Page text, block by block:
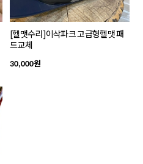
[헬맷수리]이삭파크 고급형헬맷 패
드교체
30,000원